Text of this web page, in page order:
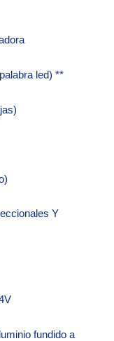
led) **
Y
fundido a